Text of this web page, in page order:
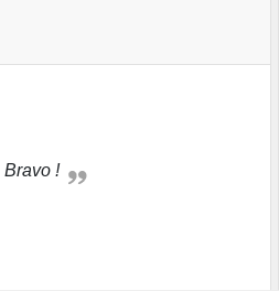
Bravo !